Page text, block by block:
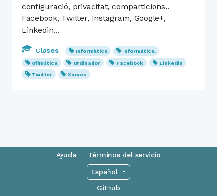
configuració, privacitat, comparticions...
Facebook, Twitter, Instagram, Google+,
Linkedin...
Clases Informàtica
informática.
ofimàtica
Ordinador Facebook
Linkedin
Twitter
Xarxes
Ayuda Términos del servicio
Español
Github